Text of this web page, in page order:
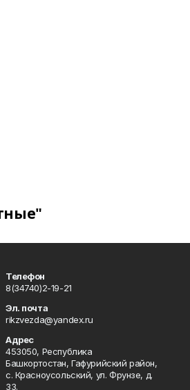
Телефон
8(34740)2-19-21
Эл. почта
rikzvezda@yandex.ru
Адрес
453050, Республика
Башкортостан, Гафурийский район,
с. Красноусольский, ул. Фрунзе, д.
33.